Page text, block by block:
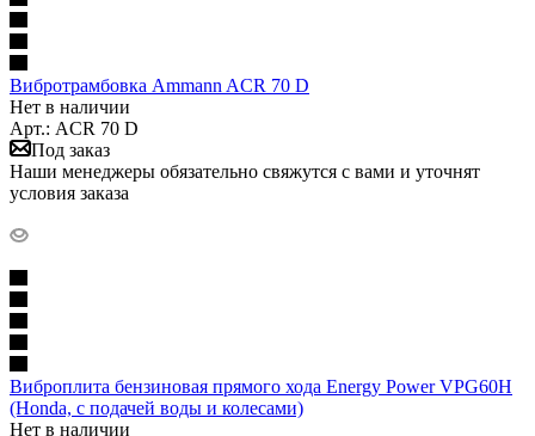
Вибротрамбовка Ammann AСR 70 D
Нет в наличии
Арт.: AСR 70 D
Под заказ
Наши менеджеры обязательно свяжутся с вами и уточнят
условия заказа
Виброплита бензиновая прямого хода Energy Power VPG60H
(Honda, с подачей воды и колесами)
Нет в наличии